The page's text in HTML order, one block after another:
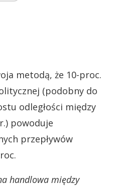
metodą, że 10-proc.
(podobny do
odległości między
powoduje
przepływów
handlowa między